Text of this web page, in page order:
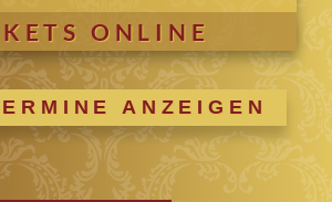
ONLINE
ANZEIGEN